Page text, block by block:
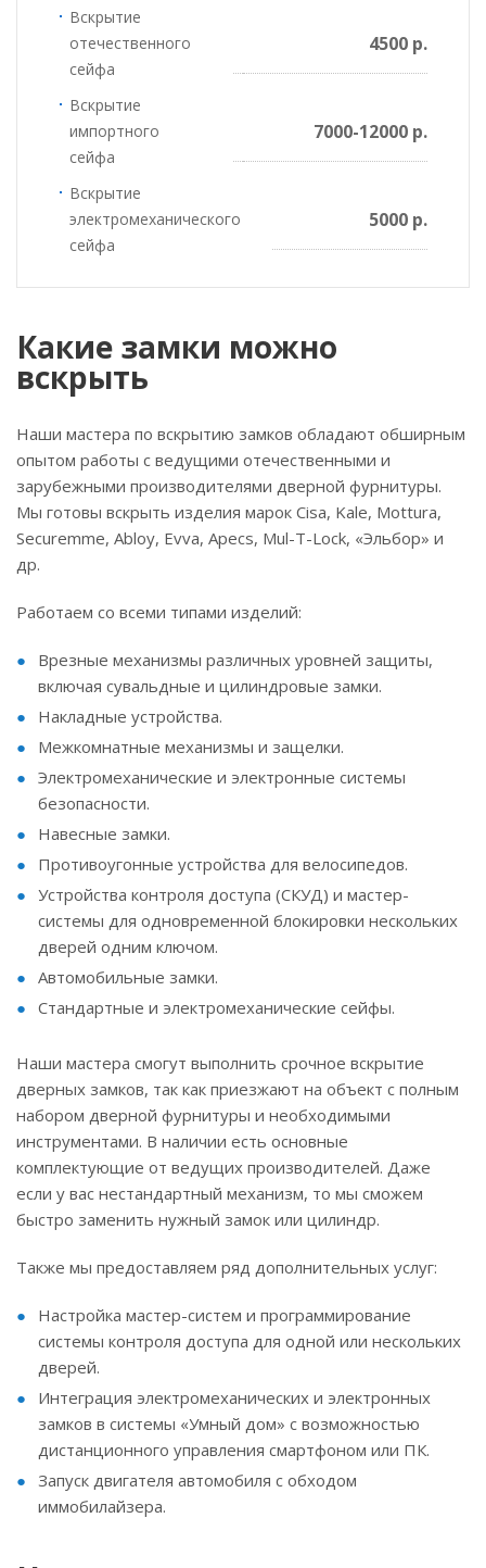
Вскрытие
отечественного
сейфа
4500 р.
Вскрытие
импортного
сейфа
7000-12000 р.
Вскрытие
электромеханического
сейфа
5000 р.
Какие замки можно
вскрыть
Наши мастера по вскрытию замков обладают обширным
опытом работы с ведущими отечественными и
зарубежными производителями дверной фурнитуры.
Мы готовы вскрыть изделия марок Cisa, Kale, Mottura,
Securemme, Abloy, Evva, Apecs, Mul-T-Lock, «Эльбор» и
др.
Работаем со всеми типами изделий:
Врезные механизмы различных уровней защиты,
включая сувальдные и цилиндровые замки.
Накладные устройства.
Межкомнатные механизмы и защелки.
Электромеханические и электронные системы
безопасности.
Навесные замки.
Противоугонные устройства для велосипедов.
Устройства контроля доступа (СКУД) и мастер-
системы для одновременной блокировки нескольких
дверей одним ключом.
Автомобильные замки.
Стандартные и электромеханические сейфы.
Наши мастера смогут выполнить срочное вскрытие
дверных замков, так как приезжают на объект с полным
набором дверной фурнитуры и необходимыми
инструментами. В наличии есть основные
комплектующие от ведущих производителей. Даже
если у вас нестандартный механизм, то мы сможем
быстро заменить нужный замок или цилиндр.
Также мы предоставляем ряд дополнительных услуг:
Настройка мастер-систем и программирование
системы контроля доступа для одной или нескольких
дверей.
Интеграция электромеханических и электронных
замков в системы «Умный дом» с возможностью
дистанционного управления смартфоном или ПК.
Запуск двигателя автомобиля с обходом
иммобилайзера.